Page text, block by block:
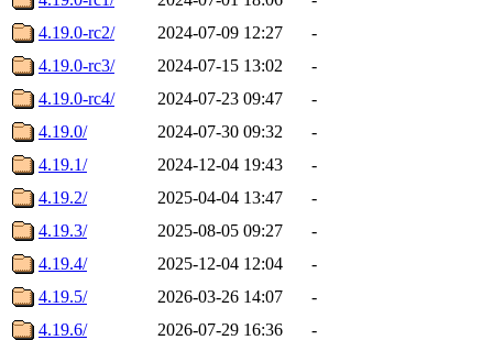
4.19.0-rc2/
2024-07-09 12:27
-
4.19.0-rc3/
2024-07-15 13:02
-
4.19.0-rc4/
2024-07-23 09:47
-
4.19.0/
2024-07-30 09:32
-
4.19.1/
2024-12-04 19:43
-
4.19.2/
2025-04-04 13:47
-
4.19.3/
2025-08-05 09:27
-
4.19.4/
2025-12-04 12:04
-
4.19.5/
2026-03-26 14:07
-
4.19.6/
2026-07-29 16:36
-